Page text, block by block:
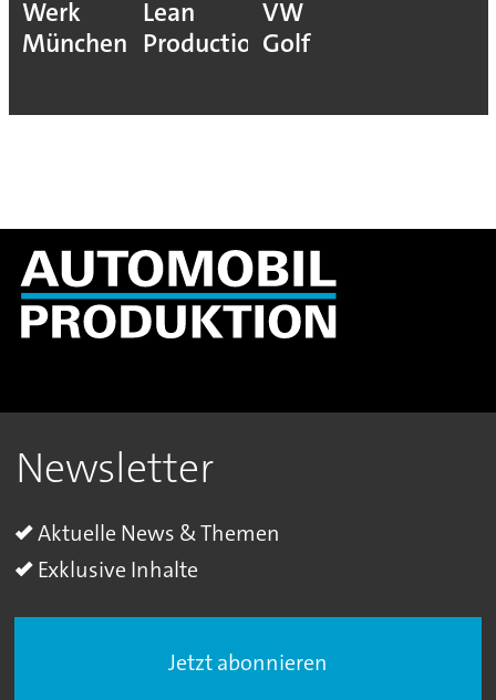
Werk
München
Lean
Production
VW
Golf
Newsletter
Aktuelle News & Themen
Exklusive Inhalte
Jetzt abonnieren